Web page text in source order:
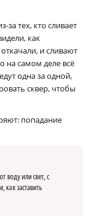
за тех, кто сливает
как
и сливают
на самом деле всё
одна за одной,
сквер, чтобы
попадание
воду или свет, с
заставить